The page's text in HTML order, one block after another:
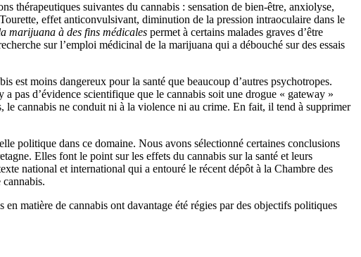
thérapeutiques suivantes du cannabis : sensation de bien-être, anxiolyse,
effet anticonvulsivant, diminution de la pression intraoculaire dans le
marijuana à des fins médicales permet à certains malades graves d’être
sur l’emploi médicinal de la marijuana qui a débouché sur des essais
est moins dangereux pour la santé que beaucoup d’autres psychotropes.
pas d’évidence scientifique que le cannabis soit une drogue « gateway »
le cannabis ne conduit ni à la violence ni au crime. En fait, il tend à supprimer
politique dans ce domaine. Nous avons sélectionné certaines conclusions
Elles font le point sur les effets du cannabis sur la santé et leurs
national et international qui a entouré le récent dépôt à la Chambre des
matière de cannabis ont davantage été régies par des objectifs politiques